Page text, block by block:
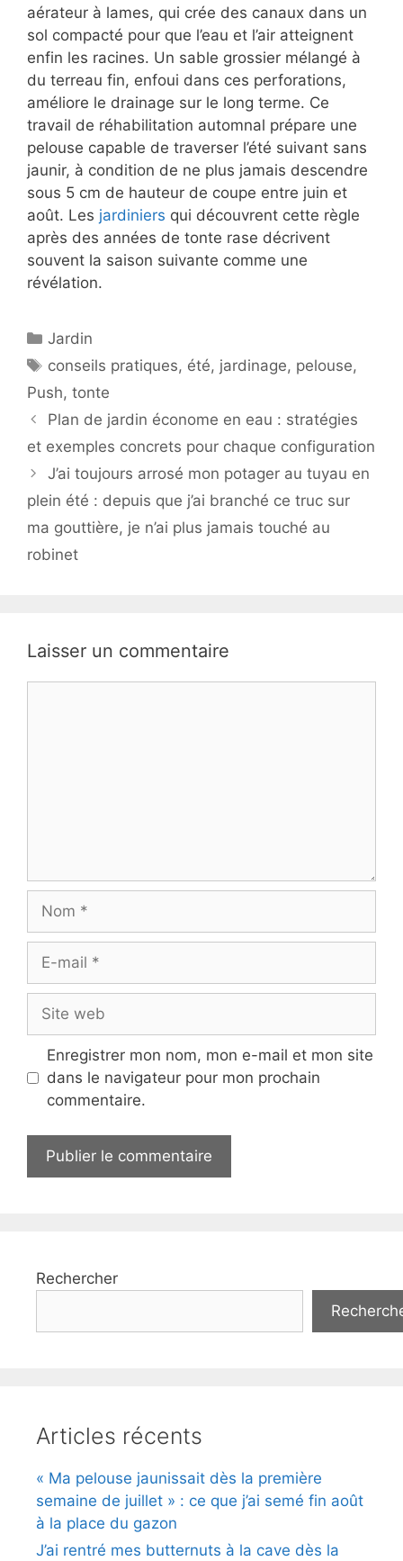
aérateur à lames, qui crée des canaux dans un
sol compacté pour que l’eau et l’air atteignent
enfin les racines. Un sable grossier mélangé à
du terreau fin, enfoui dans ces perforations,
améliore le drainage sur le long terme. Ce
travail de réhabilitation automnal prépare une
pelouse capable de traverser l’été suivant sans
jaunir, à condition de ne plus jamais descendre
sous 5 cm de hauteur de coupe entre juin et
août. Les jardiniers qui découvrent cette règle
après des années de tonte rase décrivent
souvent la saison suivante comme une
révélation.
Catégories
Jardin
Étiquettes
conseils pratiques, été, jardinage, pelouse,
Push, tonte
Plan de jardin économe en eau : stratégies
et exemples concrets pour chaque configuration
J’ai toujours arrosé mon potager au tuyau en
plein été : depuis que j’ai branché ce truc sur
ma gouttière, je n’ai plus jamais touché au
robinet
Laisser un commentaire
Nom
Site
web
Enregistrer mon nom, mon e-mail et mon site
dans le navigateur pour mon prochain
commentaire.
Rechercher
Articles récents
« Ma pelouse jaunissait dès la première
semaine de juillet » : ce que j’ai semé fin août
à la place du gazon
J’ai rentré mes butternuts à la cave dès la